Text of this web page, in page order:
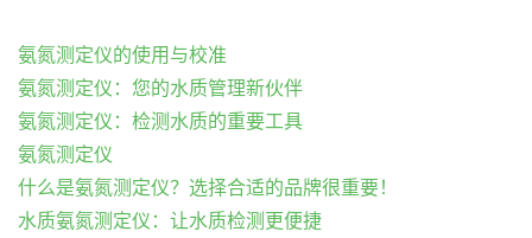
氨氮测定仪的使用与校准
氨氮测定仪：您的水质管理新伙伴
氨氮测定仪：检测水质的重要工具
氨氮测定仪
什么是氨氮测定仪？选择合适的品牌很重要！
水质氨氮测定仪：让水质检测更便捷